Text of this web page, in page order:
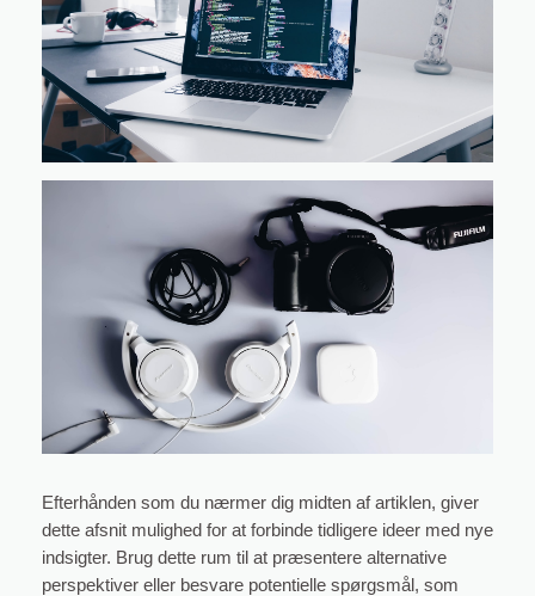
Efterhånden som du nærmer dig midten af artiklen, giver
dette afsnit mulighed for at forbinde tidligere ideer med nye
indsigter. Brug dette rum til at præsentere alternative
perspektiver eller besvare potentielle spørgsmål, som